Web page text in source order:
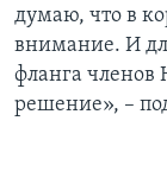
думаю, что в
внимание. И
фланга членов
решение», –